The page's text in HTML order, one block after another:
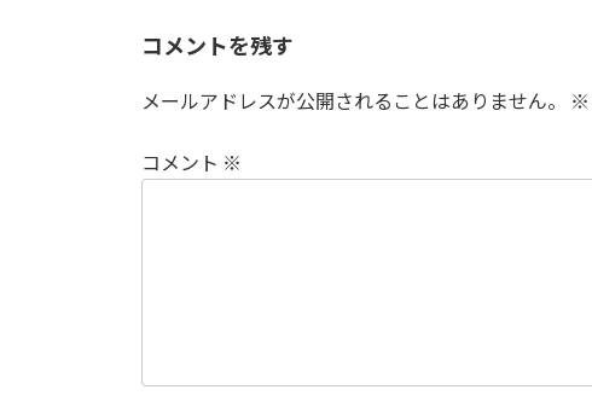
コメントを残す
メールアドレスが公開されることはありません。 ※
コメント ※